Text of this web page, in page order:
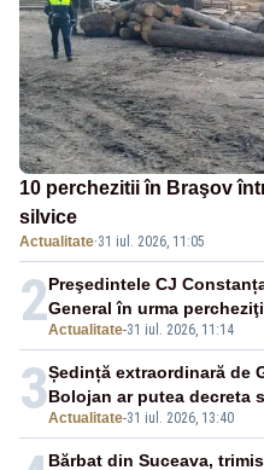
10 perchezitii în Braşov
silvice
Actualitate·31 iul. 2026, 11:05
2Actualitate-31 iul. 2026, 11:14
Preşedintele CJ
General în urma
3Actualitate-31 iul. 2026, 13:40
Ședință extraordinară de
Bolojan ar putea decreta
Bărbat din Suceava,